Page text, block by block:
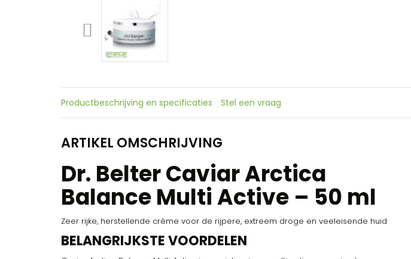
Productbeschrijving en specificaties Stel een vraag
ARTIKEL OMSCHRIJVING
Dr. Belter Caviar Arctica
Balance Multi Active – 50 ml
Zeer rijke, herstellende crème voor de rijpere, extreem droge en veeleisende huid
BELANGRIJKSTE VOORDELEN